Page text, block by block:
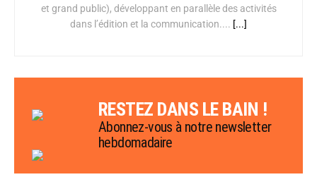
et grand public), développant en parallèle des activités
dans l’édition et la communication.... [...]
RESTEZ DANS LE BAIN !
Abonnez-vous à notre newsletter
hebdomadaire